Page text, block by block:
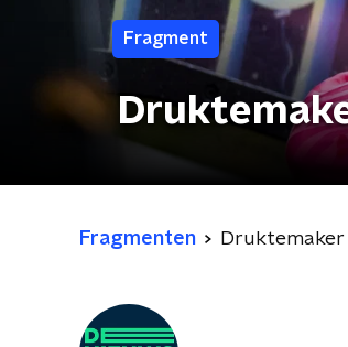
Fragment
Fragmenten Druktemaker